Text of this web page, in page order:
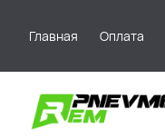
Главная Оплата